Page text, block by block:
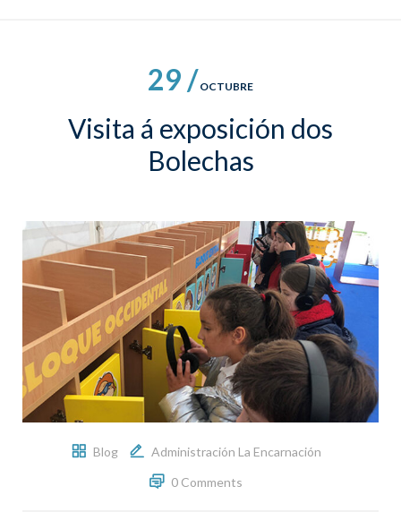
29 / OCTUBRE
Visita á exposición dos
Bolechas
Blog
Administración La Encarnación
0 Comments